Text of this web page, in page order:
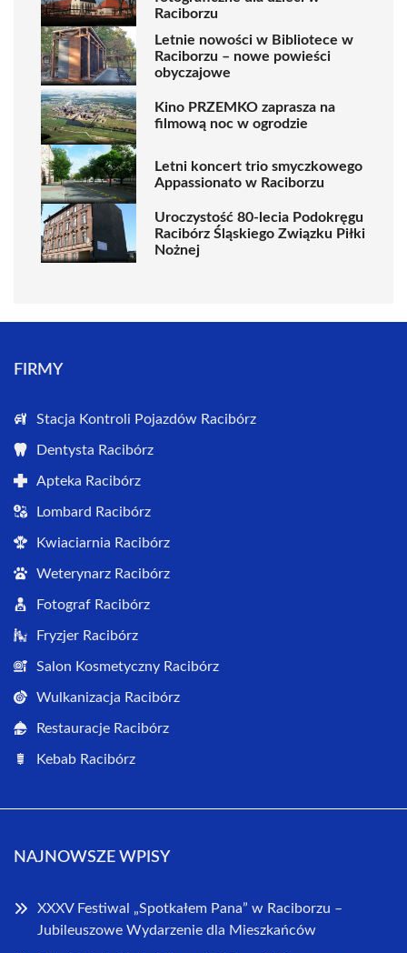
Raciborzu
Letnie nowości w Bibliotece w
Raciborzu – nowe powieści
obyczajowe
Kino PRZEMKO zaprasza na
filmową noc w ogrodzie
Letni koncert trio smyczkowego
Appassionato w Raciborzu
Uroczystość 80-lecia Podokręgu
Racibórz Śląskiego Związku Piłki
Nożnej
FIRMY
Stacja Kontroli Pojazdów Racibórz
Dentysta Racibórz
Apteka Racibórz
Lombard Racibórz
Kwiaciarnia Racibórz
Weterynarz Racibórz
Fotograf Racibórz
Fryzjer Racibórz
Salon Kosmetyczny Racibórz
Wulkanizacja Racibórz
Restauracje Racibórz
Kebab Racibórz
NAJNOWSZE WPISY
XXXV Festiwal „Spotkałem Pana” w Raciborzu –
Jubileuszowe Wydarzenie dla Mieszkańców